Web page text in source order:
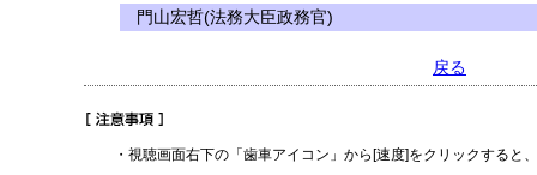
門山宏哲(法務大臣政務官)
戻る
・視聴画面右下の「歯車アイコン」から[速度]をクリックすると